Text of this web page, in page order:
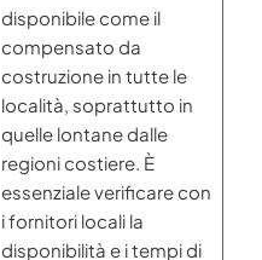
disponibile come il
compensato da
costruzione in tutte le
località, soprattutto in
quelle lontane dalle
regioni costiere. È
essenziale verificare con
i fornitori locali la
disponibilità e i tempi di